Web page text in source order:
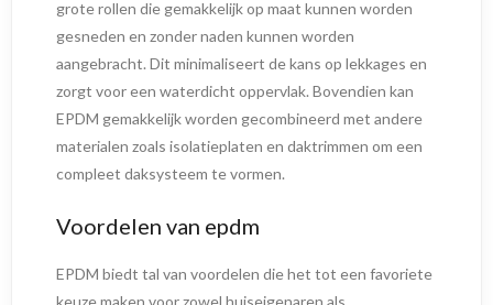
grote rollen die gemakkelijk op maat kunnen worden
gesneden en zonder naden kunnen worden
aangebracht. Dit minimaliseert de kans op lekkages en
zorgt voor een waterdicht oppervlak. Bovendien kan
EPDM gemakkelijk worden gecombineerd met andere
materialen zoals isolatieplaten en daktrimmen om een
compleet daksysteem te vormen.
Voordelen van epdm
EPDM biedt tal van voordelen die het tot een favoriete